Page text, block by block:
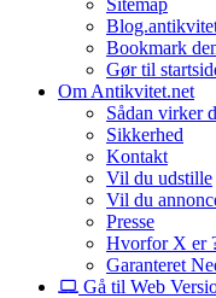
Sitemap
Bookmark
Gør til
Om Antikvitet.net
Sådan virker
Sikkerhed
Kontakt
Vil du udstille
Vil du
Presse
Hvorfor X er
Garanteret
Gå til Web